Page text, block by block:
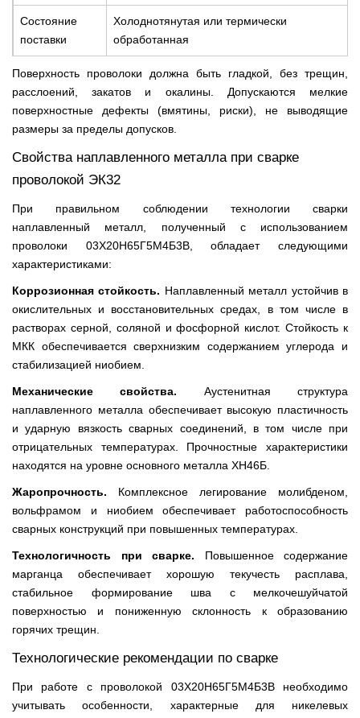
Состояние
поставки
Холоднотянутая или термически
обработанная
Поверхность проволоки должна быть гладкой, без трещин,
расслоений, закатов и окалины. Допускаются мелкие
поверхностные дефекты (вмятины, риски), не выводящие
размеры за пределы допусков.
Свойства наплавленного металла при сварке
проволокой ЭК32
При правильном соблюдении технологии сварки
наплавленный металл, полученный с использованием
проволоки 03Х20Н65Г5М4Б3В, обладает следующими
характеристиками:
Коррозионная стойкость. Наплавленный металл устойчив в
окислительных и восстановительных средах, в том числе в
растворах серной, соляной и фосфорной кислот. Стойкость к
МКК обеспечивается сверхнизким содержанием углерода и
стабилизацией ниобием.
Механические свойства. Аустенитная структура
наплавленного металла обеспечивает высокую пластичность
и ударную вязкость сварных соединений, в том числе при
отрицательных температурах. Прочностные характеристики
находятся на уровне основного металла ХН46Б.
Жаропрочность. Комплексное легирование молибденом,
вольфрамом и ниобием обеспечивает работоспособность
сварных конструкций при повышенных температурах.
Технологичность при сварке. Повышенное содержание
марганца обеспечивает хорошую текучесть расплава,
стабильное формирование шва с мелкочешуйчатой
поверхностью и пониженную склонность к образованию
горячих трещин.
Технологические рекомендации по сварке
При работе с проволокой 03Х20Н65Г5М4Б3В необходимо
учитывать особенности, характерные для никелевых